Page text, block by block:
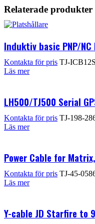
Relaterade produkter
Induktiv basic PNP/NC
Kontakta för pris TJ-
Läs mer
LH500/TJ500 Serial
Kontakta för pris TJ-198-
Läs mer
Power Cable for
Kontakta för pris TJ-45-
Läs mer
Y-cable JD Starfire to